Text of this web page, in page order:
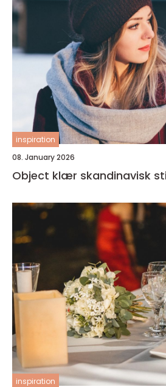
inspiration
08. January 2026
Object klær
inspiration